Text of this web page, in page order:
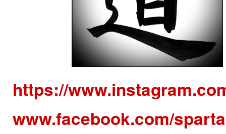
https://
www.facebook.com/